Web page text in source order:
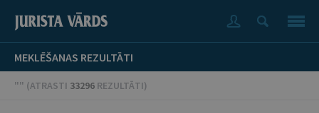
MEKLĒŠANAS REZULTĀTI
"" (ATRASTI 33296 REZULTĀTI)